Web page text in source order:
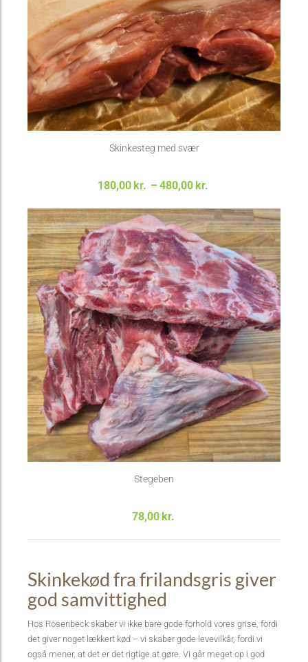
Skinkesteg med svær
180,00kr. –480,00kr.
480,00kr.
Stegeben
78,00kr.
Skinkekød fra frilandsgris giver
god samvittighed
Hos Rosenbeck skaber vi ikke bare gode forhold vores grise, fordi
det giver noget lækkert kød – vi skaber gode levevilkår, fordi vi
også mener, at det er det rigtige at gøre. Vi går meget op i god